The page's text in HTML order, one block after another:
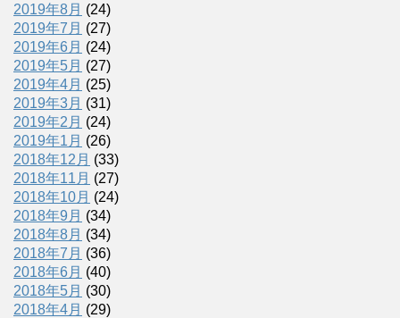
2019年8月 (24)
2019年7月 (27)
2019年6月 (24)
2019年5月 (27)
2019年4月 (25)
2019年3月 (31)
2019年2月 (24)
2019年1月 (26)
2018年12月 (33)
2018年11月 (27)
2018年10月 (24)
2018年9月 (34)
2018年8月 (34)
2018年7月 (36)
2018年6月 (40)
2018年5月 (30)
2018年4月 (29)